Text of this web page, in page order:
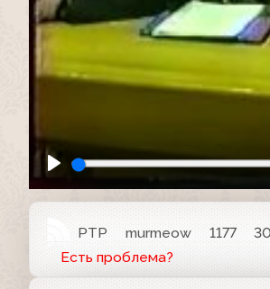
РТР murmeow 1177
Есть проблема?